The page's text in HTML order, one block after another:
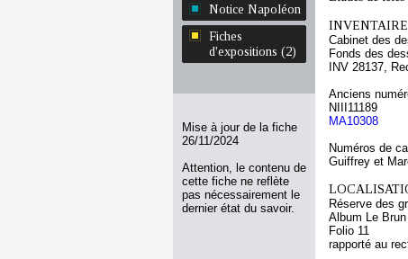
Notice Napoléon
Fiches
d'expositions (2)
Mise à jour de la fiche
26/11/2024
Attention, le contenu de
cette fiche ne reflète
pas nécessairement le
dernier état du savoir.
Cabinet des
Fonds des
INV 28137,
Anciens
NIII11189
MA10308
Numéros de
Guiffrey et
Réserve des
Album Le
Folio 11
rapporté au